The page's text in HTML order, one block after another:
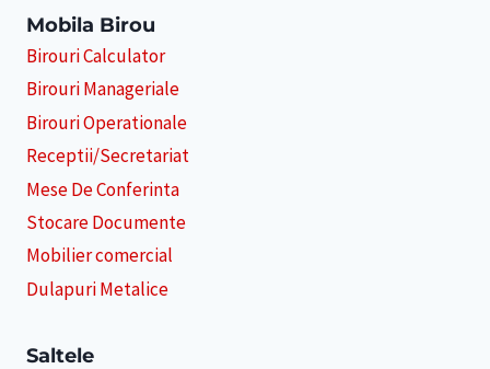
Mobila Birou
Birouri Calculator
Birouri Manageriale
Birouri Operationale
Receptii/Secretariat
Mese De Conferinta
Stocare Documente
Mobilier comercial
Dulapuri Metalice
Saltele